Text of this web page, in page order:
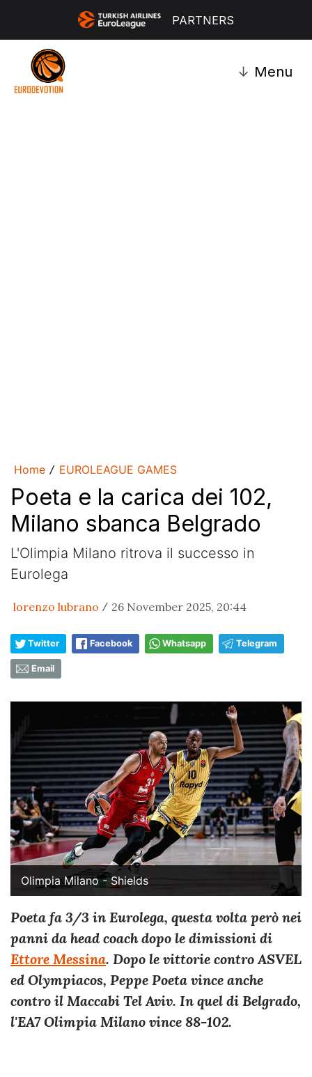
PARTNERS
↓ Menu
Home / EUROLEAGUE GAMES
Poeta e la carica dei 102,
Milano sbanca Belgrado
L'Olimpia Milano ritrova il successo in
Eurolega
lorenzo lubrano / 26 November 2025, 20:44
Twitter Facebook Whatsapp Telegram
Email
Olimpia Milano - Shields
Poeta fa 3/3 in Eurolega, questa volta però nei
panni da head coach dopo le dimissioni di
Ettore Messina. Dopo le vittorie contro ASVEL
ed Olympiacos, Peppe Poeta vince anche
contro il Maccabi Tel Aviv. In quel di Belgrado,
l'EA7 Olimpia Milano vince 88-102.